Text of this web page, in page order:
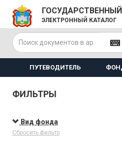
ЭЛЕКТРОННЫЙ КАТАЛОГ
ПУТЕВОДИТЕЛЬ
ФИЛЬТРЫ
Вид фонда
Сбросить фильтр